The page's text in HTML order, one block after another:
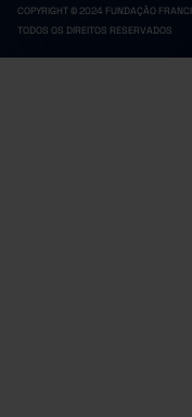
COPYRIGHT © 2024 FUNDAÇÃO
TODOS OS DIREITOS RESERVADOS